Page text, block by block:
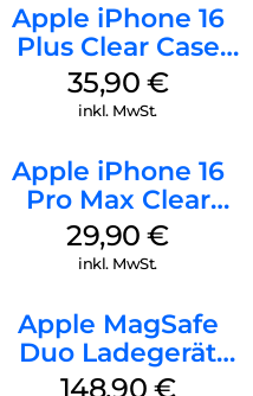
Apple iPhone 16
Plus Clear Case
MagSafe
Transparent
35,90 €
inkl. MwSt.
Apple iPhone 16
Pro Max Clear
Case MagSafe
Transparent
29,90€
inkl. MwSt.
Apple MagSafe
Duo Ladegerät
Weiß
148,90 €